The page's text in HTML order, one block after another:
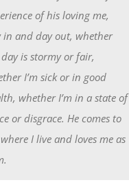
of his loving me,
in and day out, whether
is stormy or fair,
I’m sick or in good
whether I’m in a state of
or disgrace. He comes to
I live and loves me as